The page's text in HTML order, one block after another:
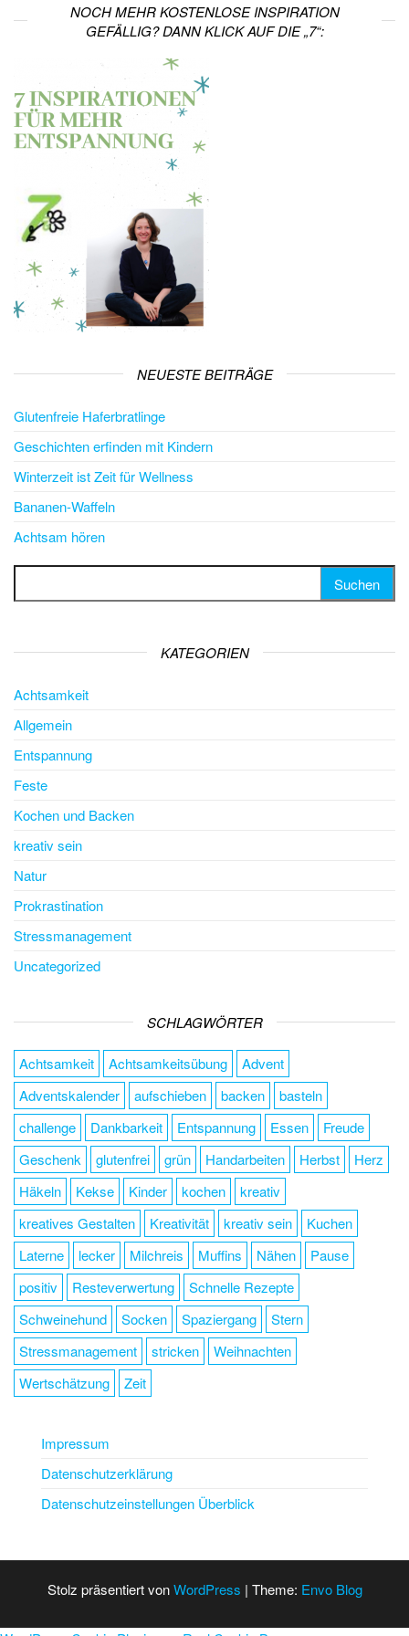
NOCH MEHR KOSTENLOSE INSPIRATION
GEFÄLLIG? DANN KLICK AUF DIE „7“:
NEUESTE BEITRÄGE
Glutenfreie Haferbratlinge
Geschichten erfinden mit Kindern
Winterzeit ist Zeit für Wellness
Bananen-Waffeln
Achtsam hören
KATEGORIEN
Achtsamkeit
Allgemein
Entspannung
Feste
Kochen und Backen
kreativ sein
Natur
Prokrastination
Stressmanagement
Uncategorized
SCHLAGWÖRTER
Achtsamkeit Achtsamkeitsübung
Advent
Adventskalender
aufschieben backen
basteln
challenge
Dankbarkeit Entspannung Essen
Freude
Geschenk
glutenfrei grün Handarbeiten Herbst
Herz
Häkeln
Kekse Kinder kochen
kreativ
kreatives Gestalten
Kreativität kreativ sein
Kuchen
Laterne
lecker Milchreis Muffins Nähen
Pause
positiv
Resteverwertung
Schnelle Rezepte
Schweinehund
Socken Spaziergang
Stern
Stressmanagement
stricken
Weihnachten
Wertschätzung
Zeit
Impressum
Datenschutzerklärung
Datenschutzeinstellungen Überblick
Stolz präsentiert vonWordPress | Theme: Envo Blog